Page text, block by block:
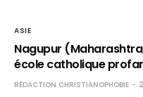
ASIE
Nagupur
école catholique
RÉDACTION CHRISTIANOPHOBIE